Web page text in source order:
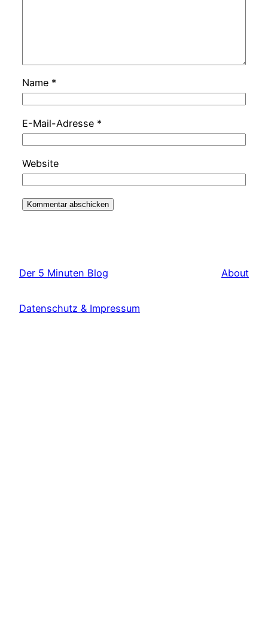
Name *
E-Mail-Adresse *
Website
Der 5 Minuten Blog About
Datenschutz & Impressum